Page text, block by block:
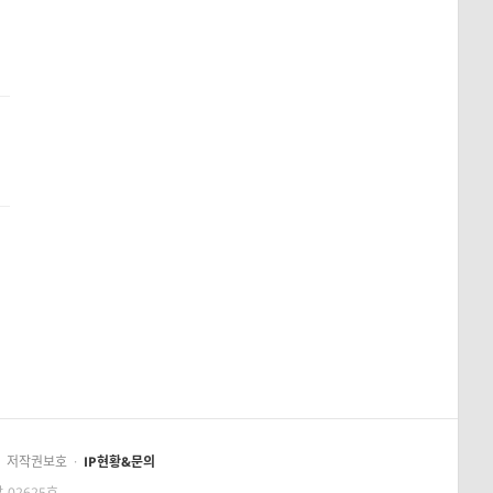
저작권보호 · IP현황&문의